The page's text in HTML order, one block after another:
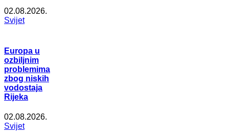
02.08.2026.
Svijet
Europa u
ozbiljnim
problemima
zbog niskih
vodostaja
Rijeka
02.08.2026.
Svijet